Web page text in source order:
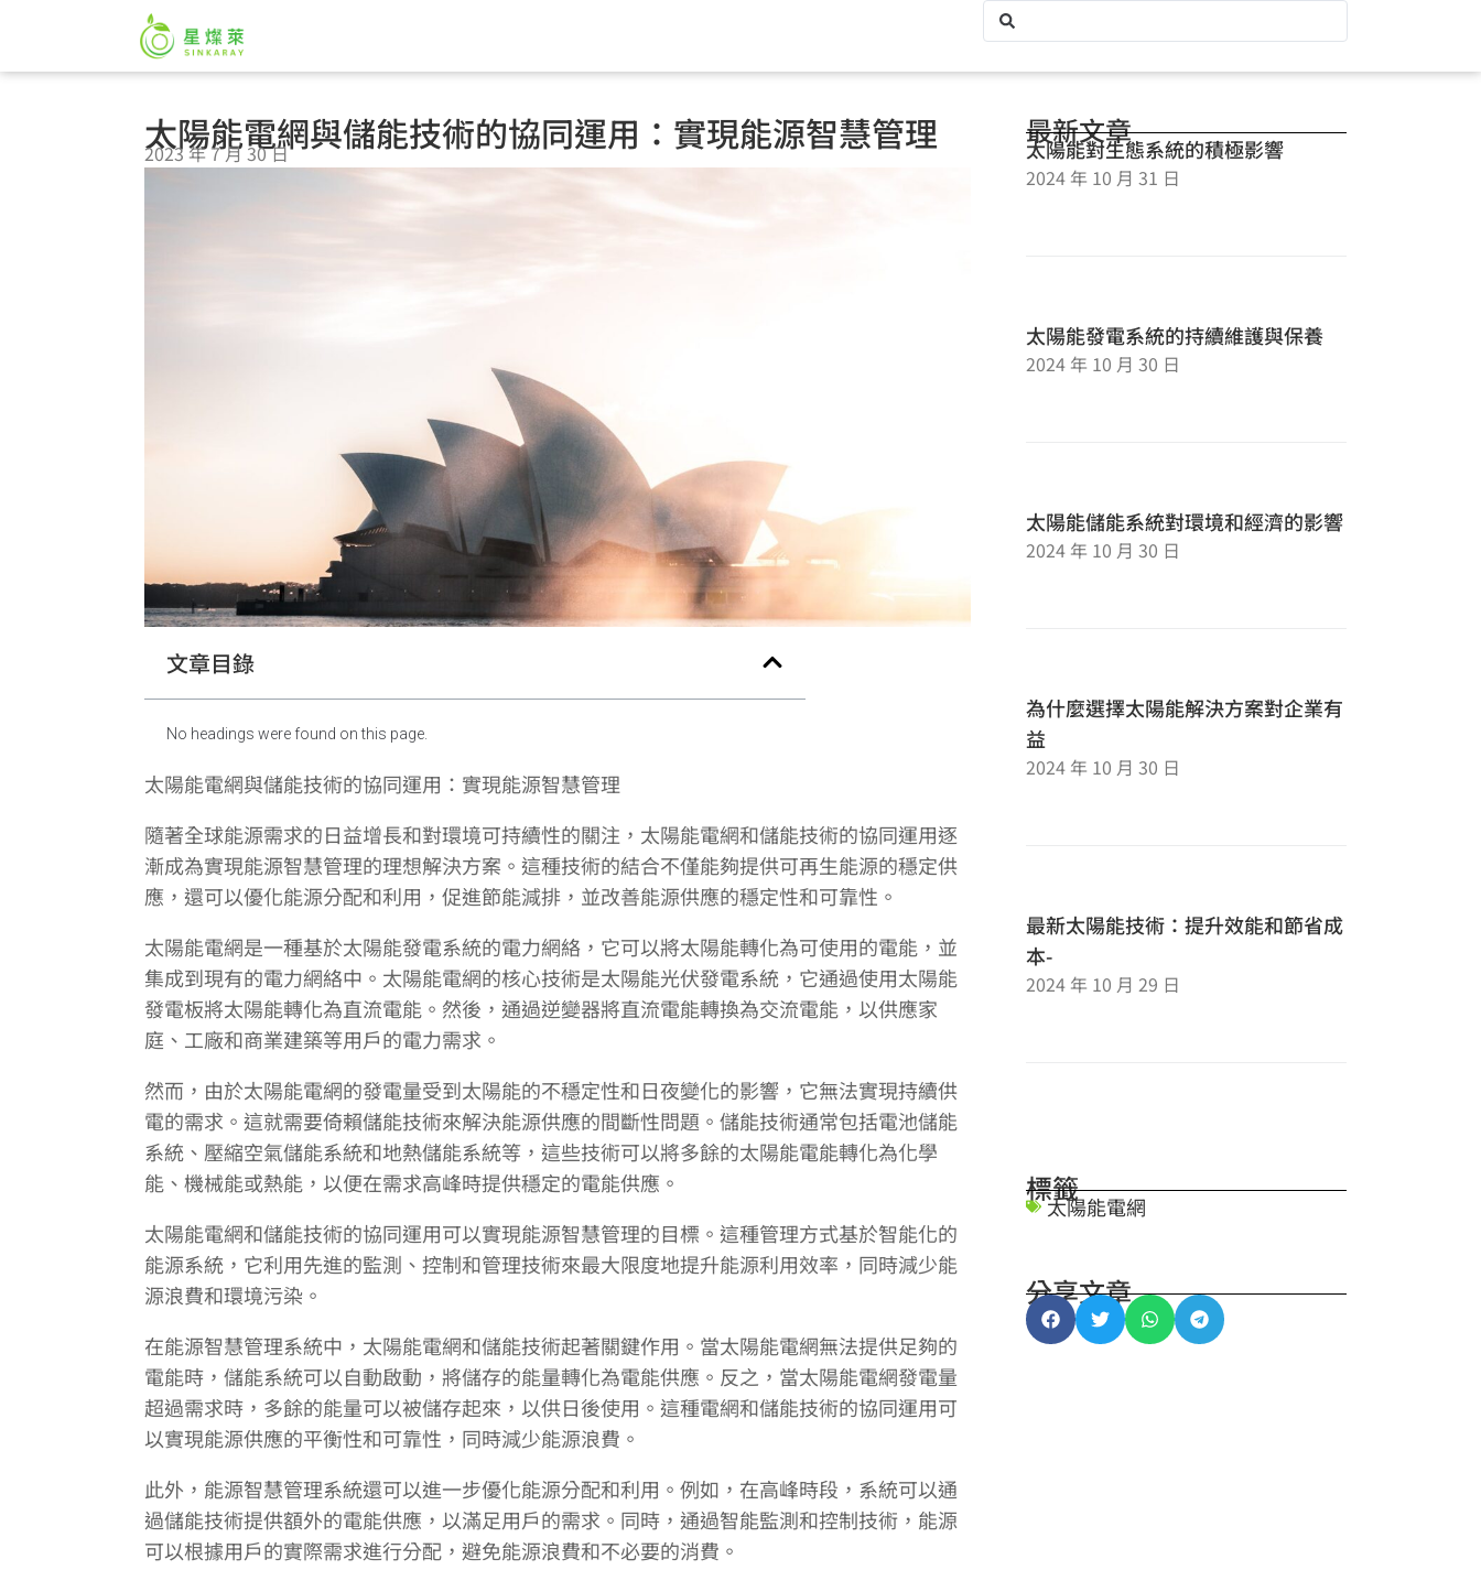
太陽能電網與儲能技術的協同運用：實現能源智慧管理
2023 年 7 月 30 日
文章目錄
No headings were found on this page.
太陽能電網與儲能技術的協同運用：實現能源智慧管理
隨著全球能源需求的日益增長和對環境可持續性的關注，太陽能電網和儲能技術的協同運用逐
漸成為實現能源智慧管理的理想解決方案。這種技術的結合不僅能夠提供可再生能源的穩定供
應，還可以優化能源分配和利用，促進節能減排，並改善能源供應的穩定性和可靠性。
太陽能電網是一種基於太陽能發電系統的電力網絡，它可以將太陽能轉化為可使用的電能，並
集成到現有的電力網絡中。太陽能電網的核心技術是太陽能光伏發電系統，它通過使用太陽能
發電板將太陽能轉化為直流電能。然後，通過逆變器將直流電能轉換為交流電能，以供應家
庭、工廠和商業建築等用戶的電力需求。
然而，由於太陽能電網的發電量受到太陽能的不穩定性和日夜變化的影響，它無法實現持續供
電的需求。這就需要倚賴儲能技術來解決能源供應的間斷性問題。儲能技術通常包括電池儲能
系統、壓縮空氣儲能系統和地熱儲能系統等，這些技術可以將多餘的太陽能電能轉化為化學
能、機械能或熱能，以便在需求高峰時提供穩定的電能供應。
太陽能電網和儲能技術的協同運用可以實現能源智慧管理的目標。這種管理方式基於智能化的
能源系統，它利用先進的監測、控制和管理技術來最大限度地提升能源利用效率，同時減少能
源浪費和環境污染。
在能源智慧管理系統中，太陽能電網和儲能技術起著關鍵作用。當太陽能電網無法提供足夠的
電能時，儲能系統可以自動啟動，將儲存的能量轉化為電能供應。反之，當太陽能電網發電量
超過需求時，多餘的能量可以被儲存起來，以供日後使用。這種電網和儲能技術的協同運用可
以實現能源供應的平衡性和可靠性，同時減少能源浪費。
此外，能源智慧管理系統還可以進一步優化能源分配和利用。例如，在高峰時段，系統可以通
過儲能技術提供額外的電能供應，以滿足用戶的需求。同時，通過智能監測和控制技術，能源
可以根據用戶的實際需求進行分配，避免能源浪費和不必要的消費。
最新文章
太陽能對生態系統的積極影響
2024 年 10 月 31 日
太陽能發電系統的持續維護與保養
2024 年 10 月 30 日
太陽能儲能系統對環境和經濟的影響
2024 年 10 月 30 日
為什麼選擇太陽能解決方案對企業有
益
2024 年 10 月 30 日
最新太陽能技術：提升效能和節省成
本-
2024 年 10 月 29 日
標籤
太陽能電網
分享文章